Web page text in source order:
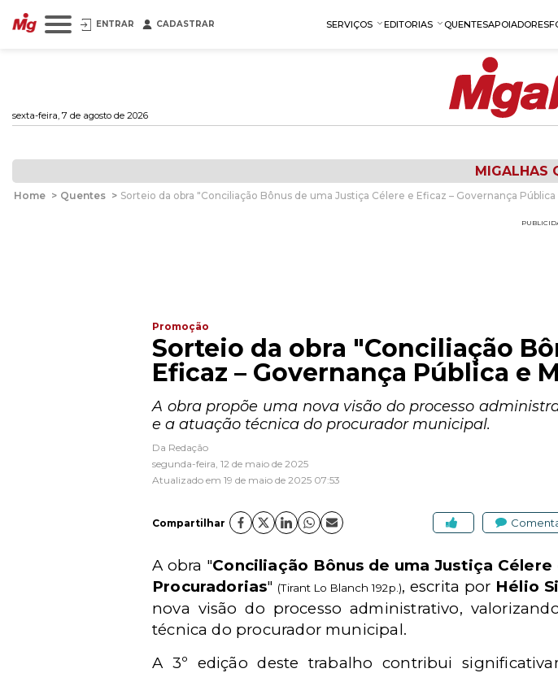
ENTRAR CADASTRAR SERVIÇOS EDITORIAS QUENTESAPOIADORES
sexta-feira, 7 de agosto de 2026
MIGALHAS
Home > Quentes > Sorteio da obra "Conciliação Bônus de uma Justiça Célere e Eficaz – Governança
Promoção
Sorteio da obra "Conciliação
Eficaz – Governança Pública e
A obra propõe uma nova visão do processo
e a atuação técnica do procurador municipal.
Da Redação
segunda-feira, 12 de maio de 2025
Atualizado em 19 de maio de 2025 07:53
Compartilhar
A obra "Conciliação Bônus de uma Justiça Célere
Procuradorias" (Tirant Lo Blanch 192p.), escrita por Hélio
nova visão do processo administrativo,
técnica do procurador municipal.
A 3º edição deste trabalho contribui